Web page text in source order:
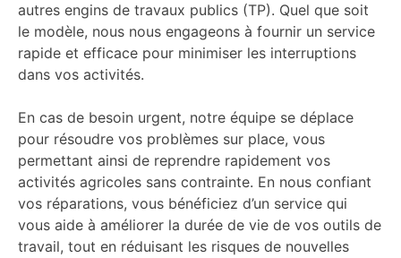
autres engins de travaux publics (TP). Quel que soit
le modèle, nous nous engageons à fournir un service
rapide et efficace pour minimiser les interruptions
dans vos activités.
En cas de besoin urgent, notre équipe se déplace
pour résoudre vos problèmes sur place, vous
permettant ainsi de reprendre rapidement vos
activités agricoles sans contrainte. En nous confiant
vos réparations, vous bénéficiez d’un service qui
vous aide à améliorer la durée de vie de vos outils de
travail, tout en réduisant les risques de nouvelles